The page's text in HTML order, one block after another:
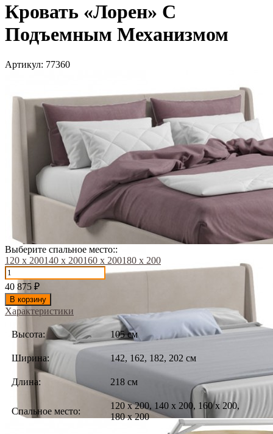
Кровать «Лорен» С
Подъемным Механизмом
Артикул: 77360
Выберите спальное место::
120 х 200140 х 200160 х 200180 х 200
40 875 ₽
В корзину
Характеристики
Высота: 105 см
Ширина: 142, 162, 182, 202 см
Длина: 218 см
Спальное место:
120 х 200, 140 х 200, 160 х 200,
180 х 200